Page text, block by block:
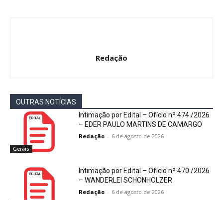
Redação
OUTRAS NOTÍCIAS
Gerais
Intimação por Edital – Ofício nº 474 /2026
– EDER PAULO MARTINS DE CAMARGO
Redação - 6 de agosto de 2026
Intimação por Edital – Ofício nº 470 /2026
– WANDERLEI SCHONHOLZER
Redação - 6 de agosto de 2026